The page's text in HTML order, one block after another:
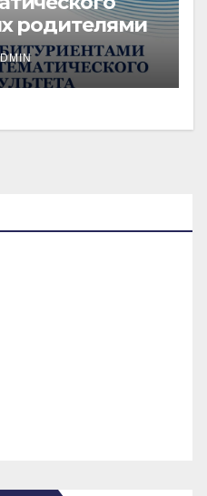
родителями